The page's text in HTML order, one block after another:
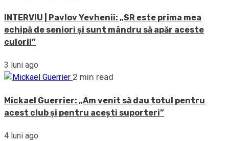
INTERVIU | Pavlov Yevhenii: „SR este prima mea
echipă de seniori și sunt mândru să apăr aceste
culori!”
3 luni ago
2 min read
Mickael Guerrier: „Am venit să dau totul pentru
acest club și pentru acești suporteri”
4 luni ago